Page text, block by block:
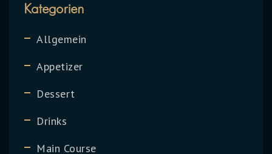
Kategorien
Allgemein
Appetizer
Dessert
Drinks
Main Course